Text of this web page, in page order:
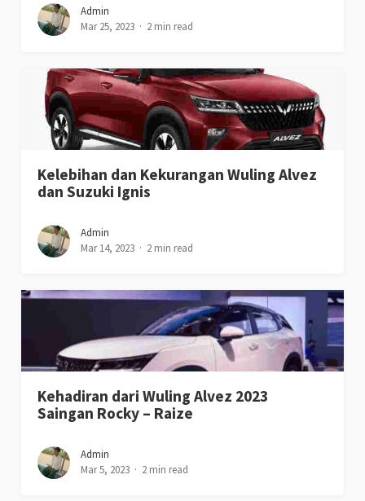
Admin
Mar 25, 2023
2 min read
Kelebihan dan Kekurangan Wuling Alvez
dan Suzuki Ignis
Admin
Mar 14, 2023
2 min read
Kehadiran dari Wuling Alvez 2023
Saingan Rocky – Raize
Admin
Mar 5, 2023
2 min read